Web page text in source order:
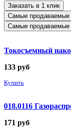
Заказать в 1 клик
Самые продаваемые
Самые продаваемые
Токосъемный
133 руб
Купить
018.0116
171 руб